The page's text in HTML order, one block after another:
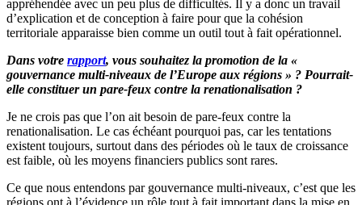
appréhendée avec un peu plus de difficultés. Il y a donc un travail
d’explication et de conception à faire pour que la cohésion
territoriale apparaisse bien comme un outil tout à fait opérationnel.
Dans votre rapport, vous souhaitez la promotion de la «
gouvernance multi-niveaux de l’Europe aux régions » ? Pourrait-
elle constituer un pare-feux contre la renationalisation ?
Je ne crois pas que l’on ait besoin de pare-feux contre la
renationalisation. Le cas échéant pourquoi pas, car les tentations
existent toujours, surtout dans des périodes où le taux de croissance
est faible, où les moyens financiers publics sont rares.
Ce que nous entendons par gouvernance multi-niveaux, c’est que les